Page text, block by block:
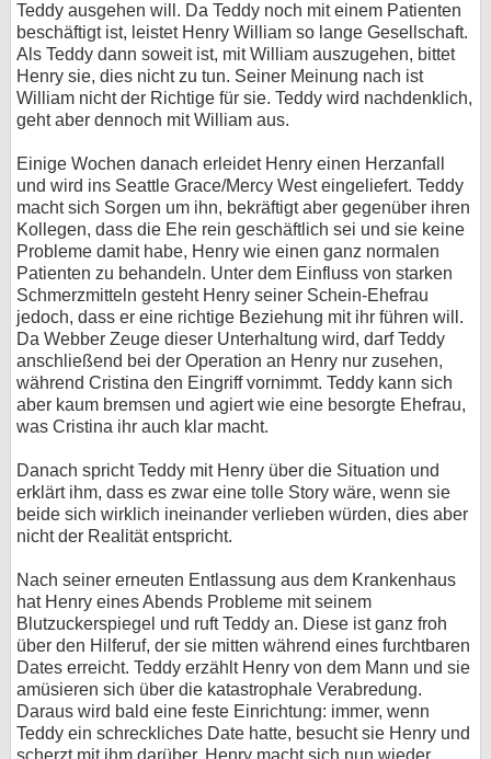
Teddy ausgehen will. Da Teddy noch mit einem Patienten
beschäftigt ist, leistet Henry William so lange Gesellschaft.
Als Teddy dann soweit ist, mit William auszugehen, bittet
Henry sie, dies nicht zu tun. Seiner Meinung nach ist
William nicht der Richtige für sie. Teddy wird nachdenklich,
geht aber dennoch mit William aus.
Einige Wochen danach erleidet Henry einen Herzanfall
und wird ins Seattle Grace/Mercy West eingeliefert. Teddy
macht sich Sorgen um ihn, bekräftigt aber gegenüber ihren
Kollegen, dass die Ehe rein geschäftlich sei und sie keine
Probleme damit habe, Henry wie einen ganz normalen
Patienten zu behandeln. Unter dem Einfluss von starken
Schmerzmitteln gesteht Henry seiner Schein-Ehefrau
jedoch, dass er eine richtige Beziehung mit ihr führen will.
Da Webber Zeuge dieser Unterhaltung wird, darf Teddy
anschließend bei der Operation an Henry nur zusehen,
während Cristina den Eingriff vornimmt. Teddy kann sich
aber kaum bremsen und agiert wie eine besorgte Ehefrau,
was Cristina ihr auch klar macht.
Danach spricht Teddy mit Henry über die Situation und
erklärt ihm, dass es zwar eine tolle Story wäre, wenn sie
beide sich wirklich ineinander verlieben würden, dies aber
nicht der Realität entspricht.
Nach seiner erneuten Entlassung aus dem Krankenhaus
hat Henry eines Abends Probleme mit seinem
Blutzuckerspiegel und ruft Teddy an. Diese ist ganz froh
über den Hilferuf, der sie mitten während eines furchtbaren
Dates erreicht. Teddy erzählt Henry von dem Mann und sie
amüsieren sich über die katastrophale Verabredung.
Daraus wird bald eine feste Einrichtung: immer, wenn
Teddy ein schreckliches Date hatte, besucht sie Henry und
scherzt mit ihm darüber. Henry macht sich nun wieder